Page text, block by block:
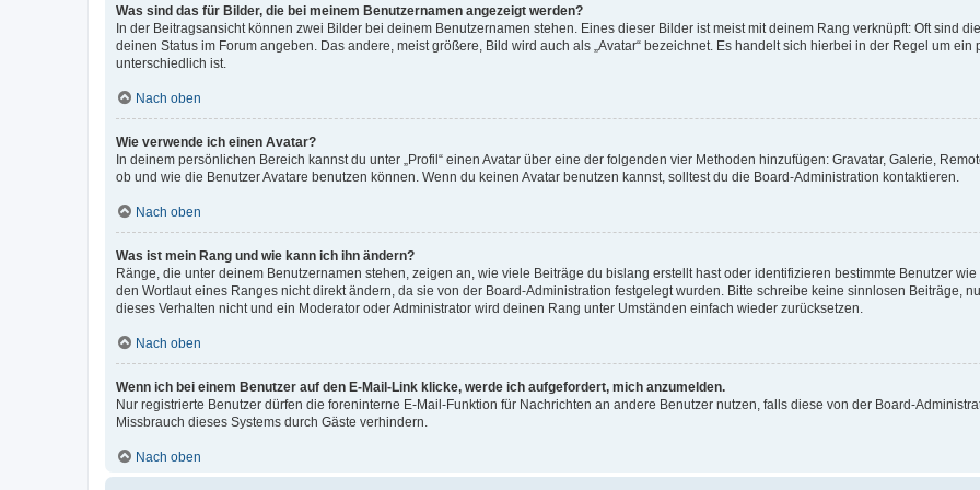
Was sind das für Bilder, die bei meinem Benutzernamen angezeigt werden?
In der Beitragsansicht können zwei Bilder bei deinem Benutzernamen stehen. Eines dieser Bilder ist meist mit deinem Rang verknüpft: Oft sind
deinen Status im Forum angeben. Das andere, meist größere, Bild wird auch als „Avatar“ bezeichnet. Es handelt sich hierbei in der Regel um
unterschiedlich ist.
Nach oben
Wie verwende ich einen Avatar?
In deinem persönlichen Bereich kannst du unter „Profil“ einen Avatar über eine der folgenden vier Methoden hinzufügen: Gravatar, Galerie,
ob und wie die Benutzer Avatare benutzen können. Wenn du keinen Avatar benutzen kannst, solltest du die Board-Administration kontaktieren.
Nach oben
Was ist mein Rang und wie kann ich ihn ändern?
Ränge, die unter deinem Benutzernamen stehen, zeigen an, wie viele Beiträge du bislang erstellt hast oder identifizieren bestimmte Benutzer
den Wortlaut eines Ranges nicht direkt ändern, da sie von der Board-Administration festgelegt wurden. Bitte schreibe keine sinnlosen Beiträge,
dieses Verhalten nicht und ein Moderator oder Administrator wird deinen Rang unter Umständen einfach wieder zurücksetzen.
Nach oben
Wenn ich bei einem Benutzer auf den E-Mail-Link klicke, werde ich aufgefordert, mich anzumelden.
Nur registrierte Benutzer dürfen die foreninterne E-Mail-Funktion für Nachrichten an andere Benutzer nutzen, falls diese von der Board-
Missbrauch dieses Systems durch Gäste verhindern.
Nach oben